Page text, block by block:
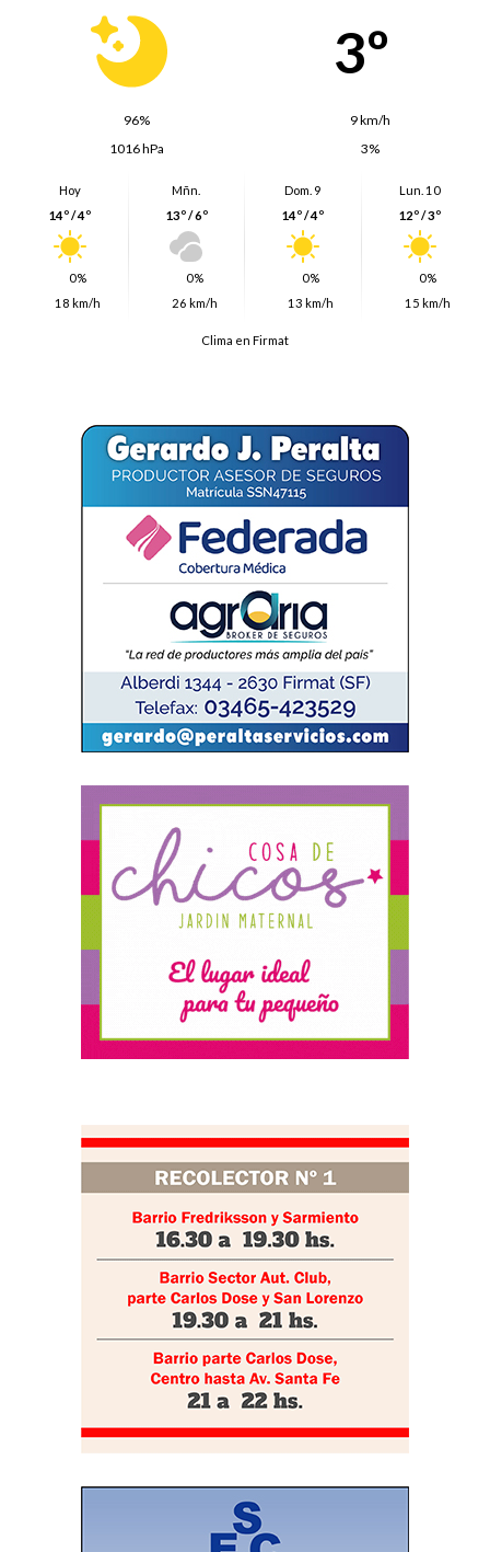
3º
96%
9 km/h
1016 hPa
3%
Hoy
14º / 4º
0%
18 km/h
Mñn.
13º / 6º
0%
26 km/h
Dom. 9
14º / 4º
0%
13 km/h
Lun. 10
12º / 3º
0%
15 km/h
Clima en Firmat